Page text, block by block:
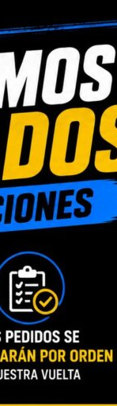
INFORMACIÓN